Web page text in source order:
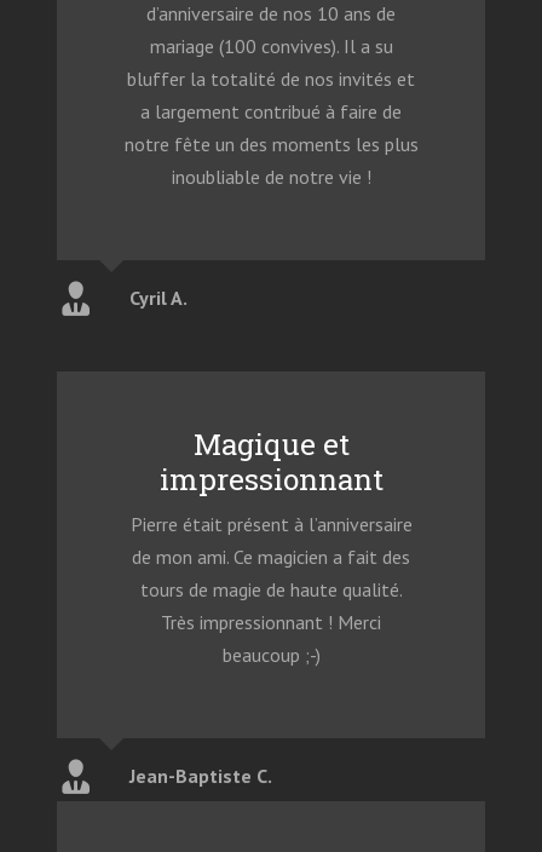
d’anniversaire de nos 10 ans de
mariage (100 convives). Il a su
bluffer la totalité de nos invités et
a largement contribué à faire de
notre fête un des moments les plus
inoubliable de notre vie !
Cyril A.
Magique et
impressionnant
Pierre était présent à l’anniversaire
de mon ami. Ce magicien a fait des
tours de magie de haute qualité.
Très impressionnant ! Merci
beaucoup ;-)
Jean-Baptiste C.